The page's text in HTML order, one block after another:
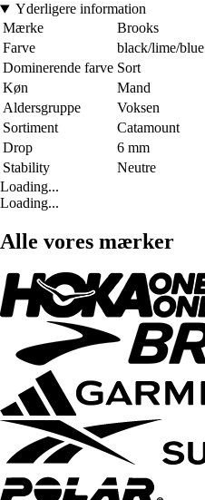
Yderligere information
Mærke
Brooks
Farve
black/lime/blue
Dominerende farve Sort
Køn
Mand
Aldersgruppe
Voksen
Sortiment
Catamount
Drop
6 mm
Stability
Neutre
Loading...
Loading...
Alle vores mærker